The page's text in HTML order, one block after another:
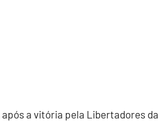
a vitória pela Libertadores da